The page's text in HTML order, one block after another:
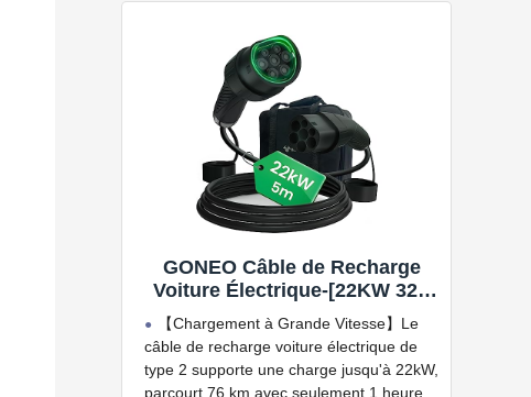
poussière grâce à son indice de
Capacité de charge à puissance
réglable jusqu'à 22 kW. Câble de charge
Type 2 de 5 ou 7 mètres de long.
Connectivité Bluetooth et Wi-Fi.
Compatible avec tous les compteurs
d'énergie Wallbox permettant d'éviter les
pannes de courant, les surprises sur vos
factures d'énergie et de charger votre VE
avec vos panneaux solaires.
GONEO Câble de Recharge
Voiture Électrique-[22KW 32A
5M Triphasé], Câble Type 2 à
Type 2 EV/PHEV, Câble T2 avec
Sac de Transport, Compatible
avec Model 3/S/X/Y, e-208, ID.5,
【Chargement à Grande Vitesse】Le
câble de recharge voiture électrique de
type 2 supporte une charge jusqu'à 22kW,
parcourt 76 km avec seulement 1 heure